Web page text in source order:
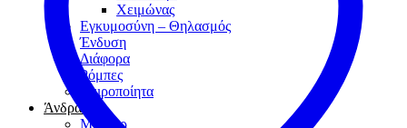
Χειμώνας
Εγκυμοσύνη – Θηλασμός
Ένδυση
Διάφορα
Ρόμπες
Χειροποίητα
Άνδρας
Μπόξερ